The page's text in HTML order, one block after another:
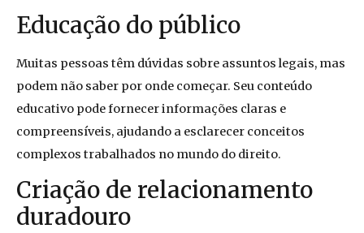
Educação do público
Muitas pessoas têm dúvidas sobre assuntos legais, mas
podem não saber por onde começar. Seu conteúdo
educativo pode fornecer informações claras e
compreensíveis, ajudando a esclarecer conceitos
complexos trabalhados no mundo do direito.
Criação de relacionamento
duradouro